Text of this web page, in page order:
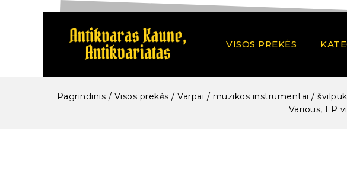
VISOS PREKĖS
Pagrindinis / Visos prekės / Varpai / muzikos instrumentai /
Various, LP